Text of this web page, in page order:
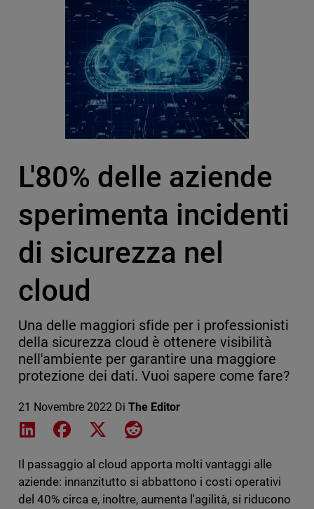
L'80% delle aziende
sperimenta incidenti
di sicurezza nel
cloud
Una delle maggiori sfide per i professionisti
della sicurezza cloud è ottenere visibilità
nell'ambiente per garantire una maggiore
protezione dei dati. Vuoi sapere come fare?
21 Novembre 2022 Di The Editor
Share on LinkedIn
Share on Facebook
Share on XShare on Reddit
Il passaggio al cloud apporta molti vantaggi alle
aziende: innanzitutto si abbattono i costi operativi
del 40% circa e, inoltre, aumenta l'agilità, si riducono